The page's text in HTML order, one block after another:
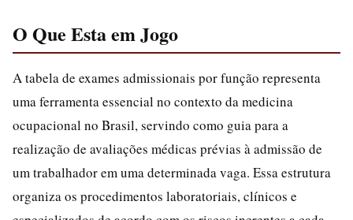
O Que Esta em Jogo
A tabela de exames admissionais por função representa
uma ferramenta essencial no contexto da medicina
ocupacional no Brasil, servindo como guia para a
realização de avaliações médicas prévias à admissão de
um trabalhador em uma determinada vaga. Essa estrutura
organiza os procedimentos laboratoriais, clínicos e